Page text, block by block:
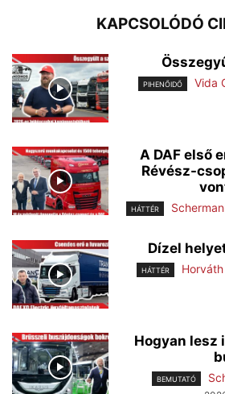
KAPCSOLÓDÓ
PIHENŐIDŐ Vida
A DAF első
Révész-
HÁTTÉR
Dízel
HÁTTÉR
Hogyan lesz
BEMUTATÓ